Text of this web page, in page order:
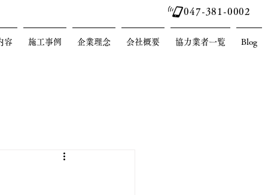
047-381-0002
容 施工事例 企業理念 会社概要 協力業者一覧 Blog